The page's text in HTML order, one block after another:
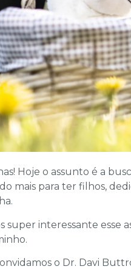
Hoje o assunto é a
mais para ter filhos,
super interessante esse
o Dr. Davi